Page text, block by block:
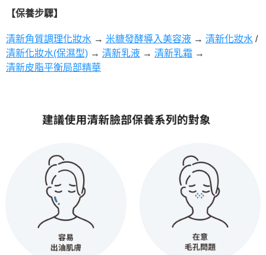
【保養步驟】
清新角質調理化妝水 → 米糠發酵導入美容液 → 清新化妝水 /
清新化妝水(保濕型) → 清新乳液 → 清新乳霜 →
清新皮脂平衡局部精華